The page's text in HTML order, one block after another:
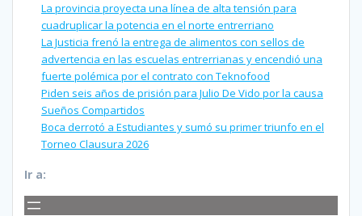
La provincia proyecta una línea de alta tensión para
cuadruplicar la potencia en el norte entrerriano
La Justicia frenó la entrega de alimentos con sellos de
advertencia en las escuelas entrerrianas y encendió una
fuerte polémica por el contrato con Teknofood
Piden seis años de prisión para Julio De Vido por la causa
Sueños Compartidos
Boca derrotó a Estudiantes y sumó su primer triunfo en el
Torneo Clausura 2026
Ir a: